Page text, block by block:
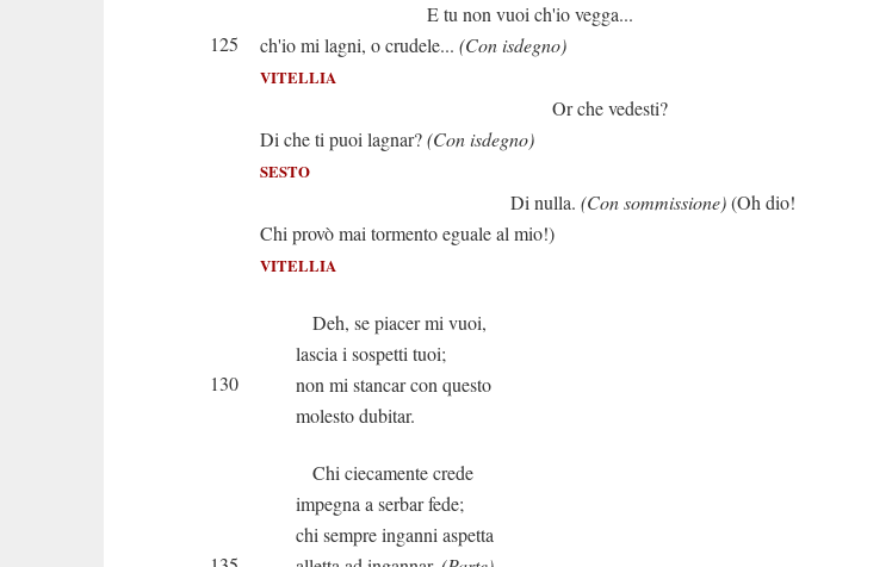
E tu non vuoi ch'io vegga...
125
ch'io mi lagni, o crudele... (Con isdegno)
VITELLIA
Or che vedesti?
Di che ti puoi lagnar?(Con isdegno)
SESTO
Di nulla. (Con sommissione)(Oh dio!
Chi provò mai tormento eguale al mio!)
VITELLIA
Deh, se piacer mi vuoi,
lascia i sospetti tuoi;
130
non mi stancar con questo
molesto dubitar.
Chi ciecamente crede
impegna a serbar fede;
chi sempre inganni aspetta